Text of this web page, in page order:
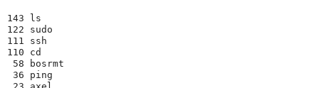
143 ls
122 sudo
111 ssh
110 cd
58 bosrmt
36 ping